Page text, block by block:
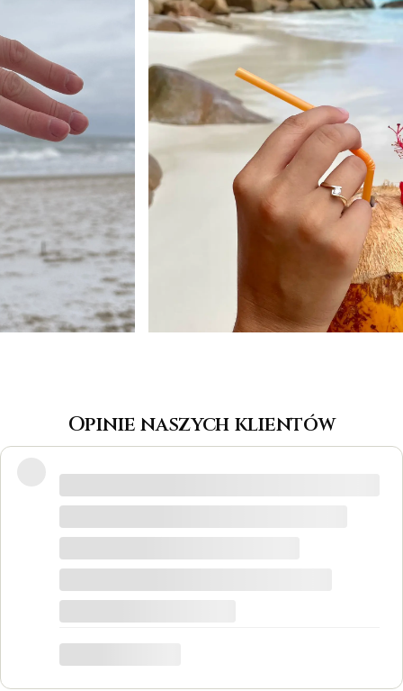
Opinie naszych klientów
odpowiedzi na wszystkie pytania, biżuteria
jest piękna! Ceny bardzo korzystne, na
tego grawer w pierścionku udało się
zrobić w bardzo krótkim czasie. Dziękuję,
był to dla mnie bardzo ważny moment,
trafiłam w idealne miejsce.
Katarzyna Łącka